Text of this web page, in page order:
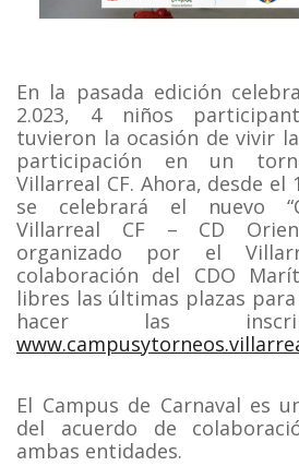
En la pasada edición
2.023, 4 niños
tuvieron la ocasión de vivir
participación en un
Villarreal CF. Ahora, desde el
se celebrará el nuevo
Villarreal CF – CD
organizado por el
colaboración del CDO
libres las últimas plazas
hacer las
El Campus de Carnaval es
del acuerdo de
ambas entidades.